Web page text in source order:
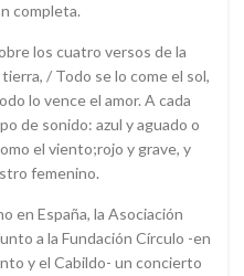
completa.
los cuatro versos de la
/ Todo se lo come el sol,
lo vence el amor. A cada
de sonido: azul y aguado o
el viento;rojo y grave, y
femenino.
en España, la Asociación
a la Fundación Círculo -en
y el Cabildo- un concierto